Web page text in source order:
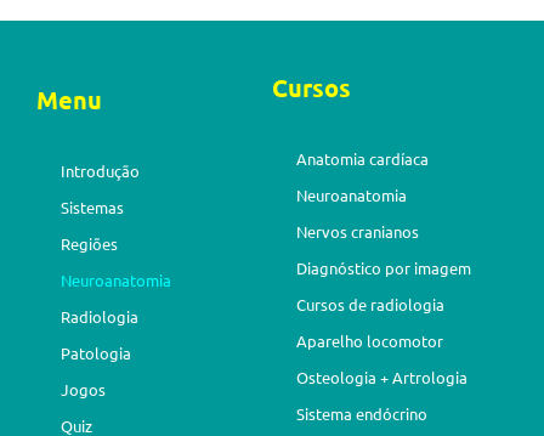
Menu
Introdução
Sistemas
Regiões
Neuroanatomia
Radiologia
Patologia
Jogos
Quiz
Cursos
Anatomia cardíaca
Neuroanatomia
Nervos cranianos
Diagnóstico por imagem
Cursos de radiologia
Aparelho locomotor
Osteologia + Artrologia
Sistema endócrino